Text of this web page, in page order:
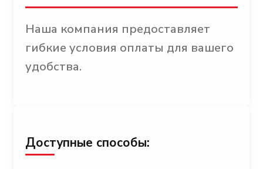
Наша компания предоставляет
гибкие условия оплаты для вашего
удобства.
Доступные способы: